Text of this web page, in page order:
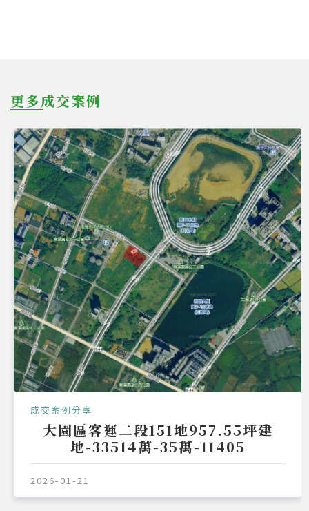
更多成交案例
成交案例分享
大園區客運二段151地957.55坪建
地-33514萬-35萬-11405
2026-01-21